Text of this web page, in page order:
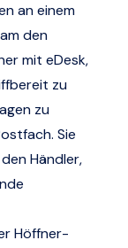
an einem
den
mit eDesk,
zu
zu
Sie
Händler,
Höffner-